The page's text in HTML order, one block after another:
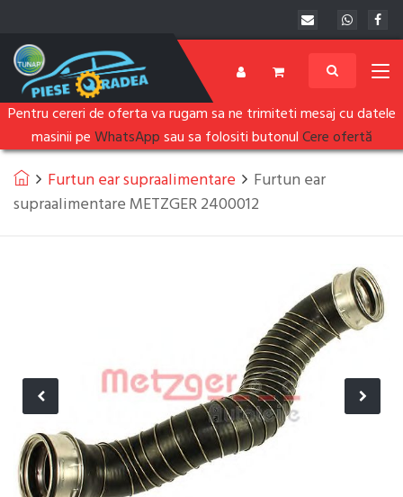
Pentru cereri de oferta va rugam sa ne trimiteti mesaj cu datele
masinii peWhatsAppsau sa folositi butonulCere ofertă
Furtun ear supraalimentare
Furtun ear
supraalimentare METZGER 2400012